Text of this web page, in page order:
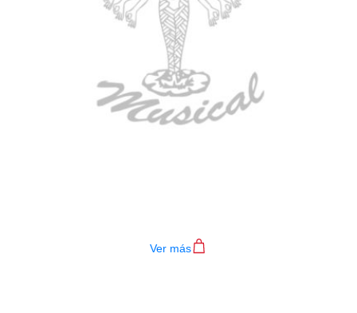
Ver más